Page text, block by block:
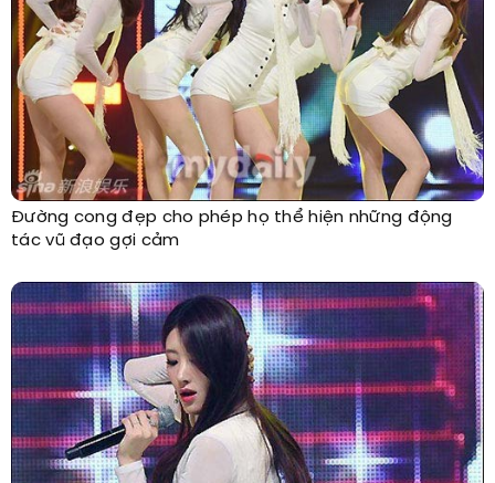
Đường cong đẹp cho phép họ thể hiện những động
tác vũ đạo gợi cảm